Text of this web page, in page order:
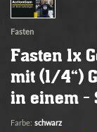
Fasten
Fasten 1x
mit (1/4“)
in einem -
Farbe: schwarz